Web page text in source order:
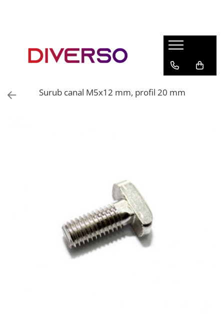
ASA
Surub canal M5x12 mm, profil 20 mm